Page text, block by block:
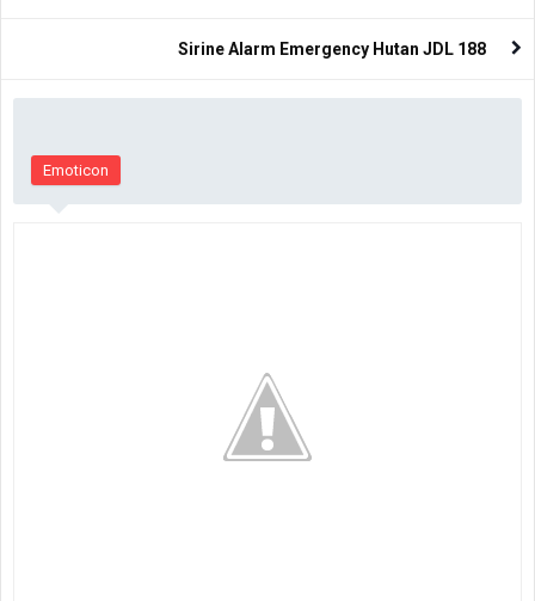
Sirine Alarm Emergency Hutan JDL 188
Emoticon